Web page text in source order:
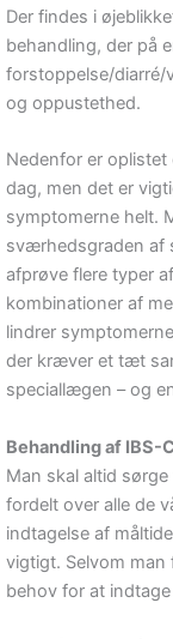
Der findes i
behandling, der på
forstoppelse/diarré/
og oppustethed.
Nedenfor er oplistet
dag, men det er
symptomerne helt.
sværhedsgraden af
afprøve flere typer
kombinationer af
lindrer
der kræver et tæt
speciallægen – og
Behandling af IBS-C
Man skal altid
fordelt over alle de
indtagelse af
vigtigt. Selvom
behov for at